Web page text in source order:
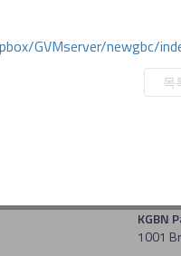
GVMserver/newgbc/
목
KGBN
1001